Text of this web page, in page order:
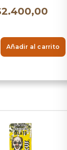
2.400,00
Añadir al carrito